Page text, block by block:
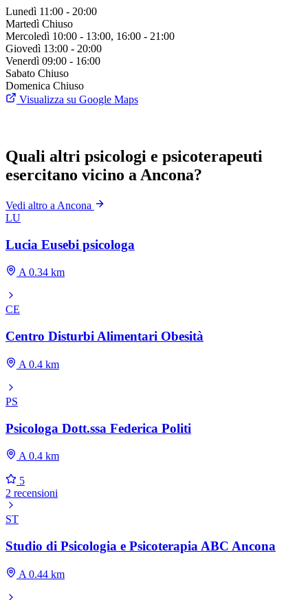
Lunedì 11:00 - 20:00
Martedì Chiuso
Mercoledì 10:00 - 13:00, 16:00 - 21:00
Giovedì 13:00 - 20:00
Venerdì 09:00 - 16:00
Sabato Chiuso
Domenica Chiuso
Visualizza su Google Maps
Quali altri psicologi e psicoterapeuti
esercitano vicino a Ancona?
Vedi altro a Ancona
LU
Lucia Eusebi psicologa
A 0.34 km
CE
Centro Disturbi Alimentari Obesità
A 0.4 km
PS
Psicologa Dott.ssa Federica Politi
A 0.4 km
5
2 recensioni
ST
Studio di Psicologia e Psicoterapia ABC Ancona
A 0.44 km